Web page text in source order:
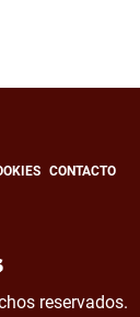
CONTACTO
reservados.